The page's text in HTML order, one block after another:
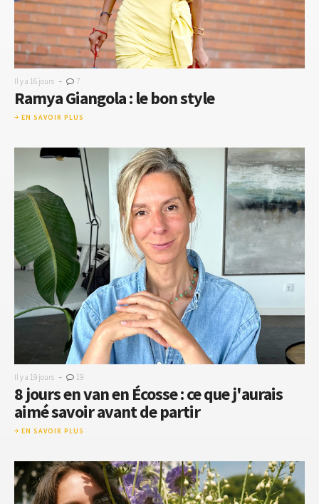
Il y a 16 jours - 7
Ramya Giangola : le bon style
EN SAVOIR PLUS
Il y a 19 jours - 19
8 jours en van en Écosse : ce que j'aurais
aimé savoir avant de partir
EN SAVOIR PLUS